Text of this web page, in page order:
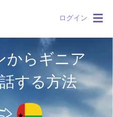
ログイン
からギニア
する方法